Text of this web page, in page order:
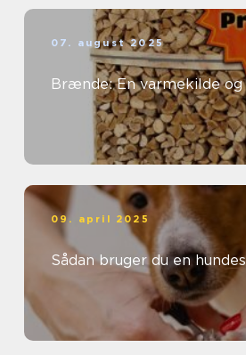
07. august 2025
Brænde: En varmekilde
09. april 2025
Sådan bruger du en